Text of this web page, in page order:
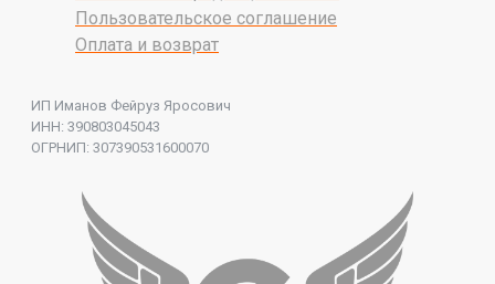
Пользовательское соглашение
Оплата и возврат
ИП Иманов Фейруз Яросович
ИНН: 390803045043
ОГРНИП: 307390531600070